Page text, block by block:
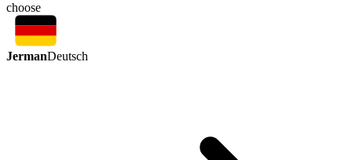
choose
JermanDeutsch